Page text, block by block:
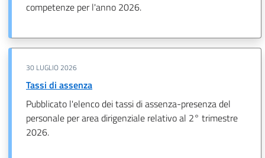
competenze per l'anno 2026.
30 LUGLIO 2026
Tassi di assenza
Pubblicato l'elenco dei tassi di assenza-presenza del
personale per area dirigenziale relativo al 2° trimestre
2026.